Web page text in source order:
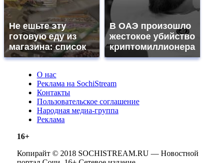
Не ешьте эту
готовую еду из
магазина: список
В ОАЭ произошло
жестокое убийство
криптомиллионера
О нас
Реклама на SochiStream
Контакты
Пользовательское соглашение
Народная медиа-группа
Реклама
16+
Копирайт © 2018 SOCHISTREAM.RU — Новостной